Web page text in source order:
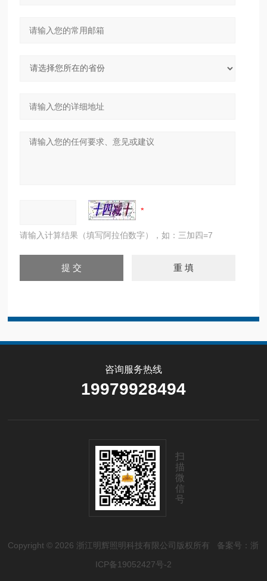
请输入计算结果（填写阿拉伯数字），如：三加四=7
咨询服务热线
19979928494
扫
描
微
信
号
Copyright © 2026 浙江明辉照明科技有限公司版权所有 备案号：浙
ICP备19052427号-2